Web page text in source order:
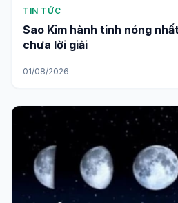
TIN TỨC
Sao Kim hành tinh nóng
chưa lời giải
01/08/2026